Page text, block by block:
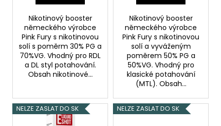
Nikotinový booster
německého výrobce
Pink Fury s nikotinovou
solí s poměrm 30% PG a
70%VG. Vhodný pro RDL
a DL styl potahování.
Obsah nikotinové...
Nikotinový booster
německého výrobce
Pink Fury s nikotinovou
solí a vyváženým
poměrem 50% PG a
50%VG. Vhodný pro
klasické potahování
(MTL). Obsah...
NELZE ZASLAT DO SK NELZE ZASLAT DO SK